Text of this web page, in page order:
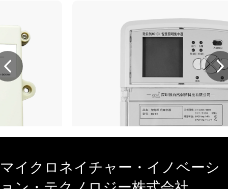
Previous
マイクロネイチャー・イノベーシ